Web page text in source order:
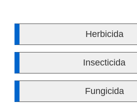
Herbicida
Insecticida
Fungicida